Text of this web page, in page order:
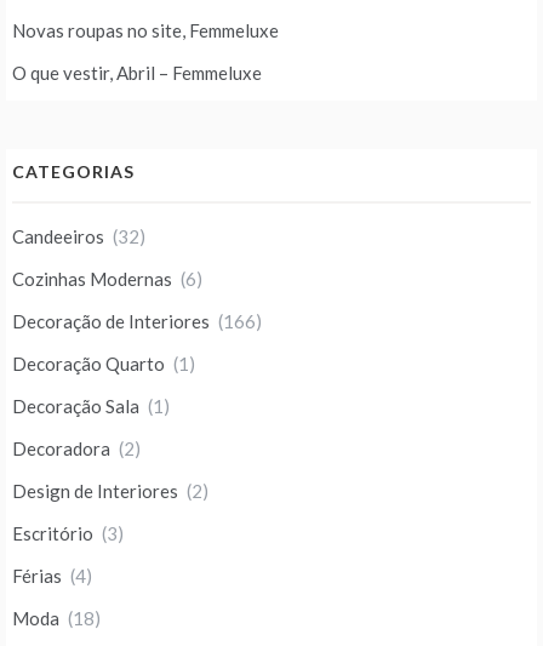
Novas roupas no site, Femmeluxe
O que vestir, Abril – Femmeluxe
CATEGORIAS
Candeeiros (32)
Cozinhas Modernas (6)
Decoração de Interiores (166)
Decoração Quarto (1)
Decoração Sala (1)
Decoradora (2)
Design de Interiores (2)
Escritório (3)
Férias (4)
Moda (18)